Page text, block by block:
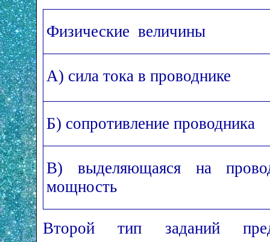
Физические величины
А) сила тока в проводнике
Б) сопротивление проводника
В) выделяющаяся на
мощность
Второй тип заданий